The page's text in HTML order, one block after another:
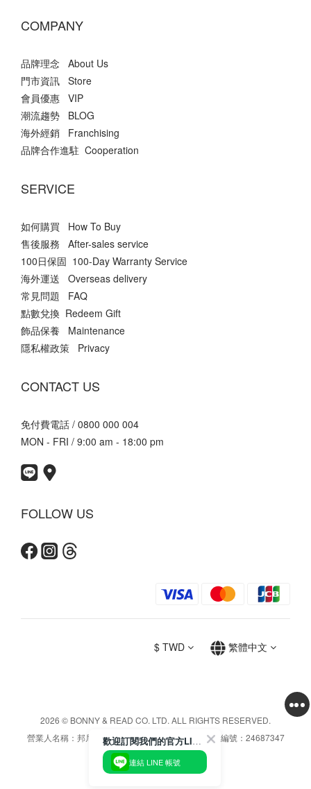
COMPANY
品牌理念 About Us
門市資訊 Store
會員優惠 VIP
潮流趨勢 BLOG
海外經銷 Franchising
品牌合作進駐 Cooperation
SERVICE
如何購買 How To Buy
售後服務 After-sales service
100日保固 100-Day Warranty Service
海外運送 Overseas delivery
常見問題 FAQ
點數兌換 Redeem Gift
飾品保養 Maintenance
隱私權政策 Privacy
CONTACT US
免付費電話 / 0800 000 004
MON - FRI / 9:00 am - 18:00 pm
FOLLOW US
$ TWD 繁體中文
2026 © BONNY & READ CO. LTD. ALL RIGHTS RESERVED.
營業人名稱：邦尼利得國際實業股份有限公司 / 統一編號：24687347
歡迎訂閱我們的官方LINE帳號獲得最新資訊
連結 LINE 帳號